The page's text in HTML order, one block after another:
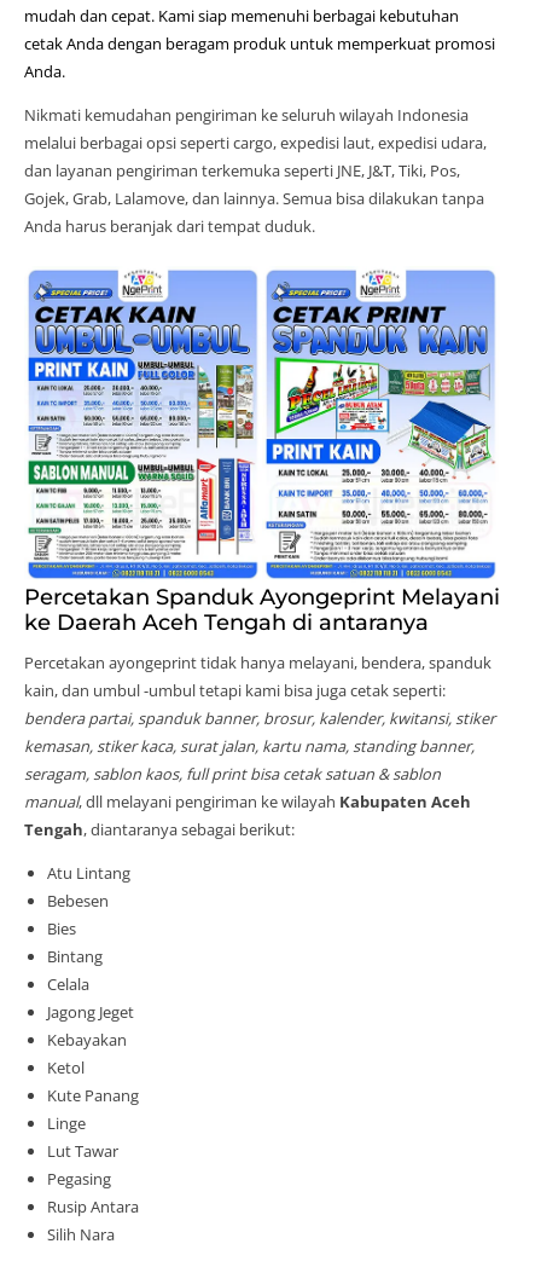
mudah dan cepat. Kami siap memenuhi berbagai kebutuhan
cetak Anda dengan beragam produk untuk memperkuat promosi
Anda.
Nikmati kemudahan pengiriman ke seluruh wilayah Indonesia
melalui berbagai opsi seperti cargo, expedisi laut, expedisi udara,
dan layanan pengiriman terkemuka seperti JNE, J&T, Tiki, Pos,
Gojek, Grab, Lalamove, dan lainnya. Semua bisa dilakukan tanpa
Anda harus beranjak dari tempat duduk.
Percetakan Spanduk Ayongeprint Melayani
ke Daerah Aceh Tengah di antaranya
Percetakan ayongeprint tidak hanya melayani, bendera, spanduk
kain, dan umbul -umbul tetapi kami bisa juga cetak seperti:
bendera partai, spanduk banner, brosur, kalender, kwitansi, stiker
kemasan, stiker kaca, surat jalan, kartu nama, standing banner,
seragam, sablon kaos, full print bisa cetak satuan & sablon
manual, dll melayani pengiriman ke wilayah Kabupaten Aceh
Tengah, diantaranya sebagai berikut:
Atu Lintang
Bebesen
Bies
Bintang
Celala
Jagong Jeget
Kebayakan
Ketol
Kute Panang
Linge
Lut Tawar
Pegasing
Rusip Antara
Silih Nara